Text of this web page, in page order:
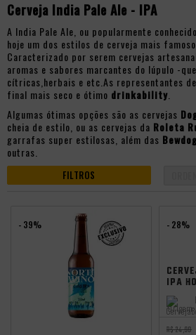
Cerveja India Pale Ale - IPA
A India Pale Ale, ou popularmente
hoje um dos estilos de cerveja mais
Caracterizado por serem cervejas
aromas e sabores marcantes do lúpulo -
cítricas,herbais e etc.As representantes
final mais seco e ótimo drinkability
Algumas ótimas opções são as cervejas
cheia de estilo, ou as cervejas da Roleta
garrafas super estilosas, além das
outras.
FILTROS
- 39% - 28%
IPA
Origem:
R$ 24,99